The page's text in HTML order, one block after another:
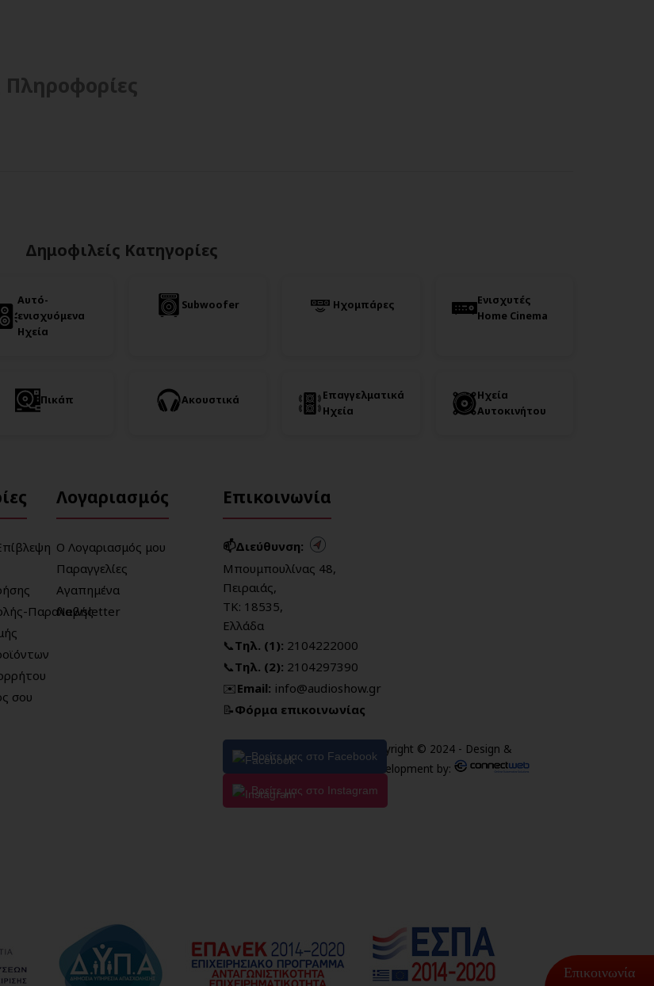
Επικοινωνία
Πληροφορίες
Δημοφιλείς Κατηγορίες
Αυτό-
ενισχυόμενα
Ηχεία
Subwoofer Ηχομπάρες
Ενισχυτές
Home Cinema
Πικάπ Ακουστικά
Επαγγελματικά
Ηχεία
Ηχεία
Αυτοκινήτου
Παραλαβής
σου
Λογαριασμός
Ο Λογαριασμός μου
Παραγγελίες
Αγαπημένα
Newsletter
Επικοινωνία
📫Διεύθυνση:
Μπουμπουλίνας 48,
Πειραιάς,
ΤΚ: 18535,
Ελλάδα
📞Τηλ. (1): 2104222000
📞Τηλ. (2): 2104297390
✉️Email: info@audioshow.gr
📝Φόρμα επικοινωνίας
Βρείτε μας στο Facebook
Βρείτε μας στο Instagram
Copyright © 2024 - Design &
Development by: